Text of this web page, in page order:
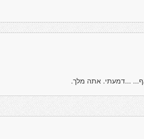
אף... ...דמעתי. אתה מלך.